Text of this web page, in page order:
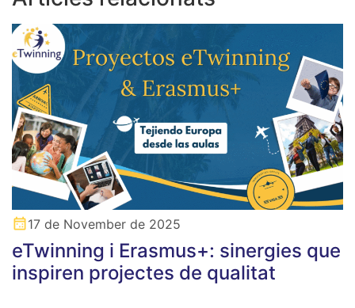
17 de November de 2025
eTwinning i Erasmus+: sinergies que
inspiren projectes de qualitat